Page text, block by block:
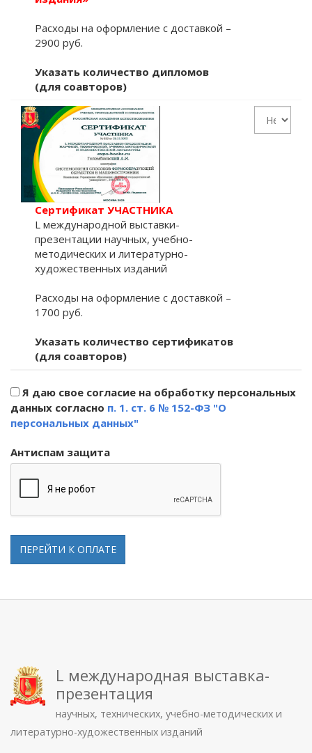
Расходы на оформление с доставкой –
2900 руб.
Указать количество дипломов
(для соавторов)
Сертификат УЧАСТНИКА
L международной выставки-
презентации научных, учебно-
методических и литературно-
художественных изданий
Расходы на оформление с доставкой –
1700 руб.
Указать количество сертификатов
(для соавторов)
Я даю свое согласие на обработку персональных
данных согласно п. 1. ст. 6 № 152-ФЗ "О
персональных данных"
Антиспам защита
ПЕРЕЙТИ К ОПЛАТЕ
L международная выставка-
презентация
научных, технических, учебно-методических и
литературно-художественных изданий